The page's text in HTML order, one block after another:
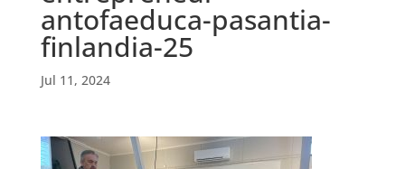
antofaeduca-pasantia-
finlandia-25
Jul 11, 2024